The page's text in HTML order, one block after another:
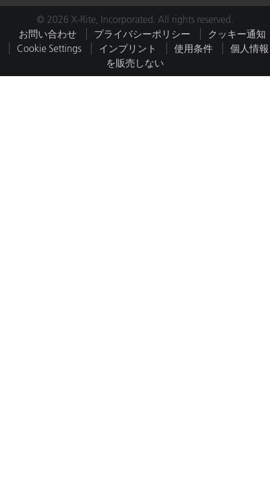
© 2026 X-Rite, Incorporated. All rights reserved.
お問い合わせ
プライバシーポリシー
クッキー通知
Cookie Settings
インプリント 使用条件
個人情報
を販売しない